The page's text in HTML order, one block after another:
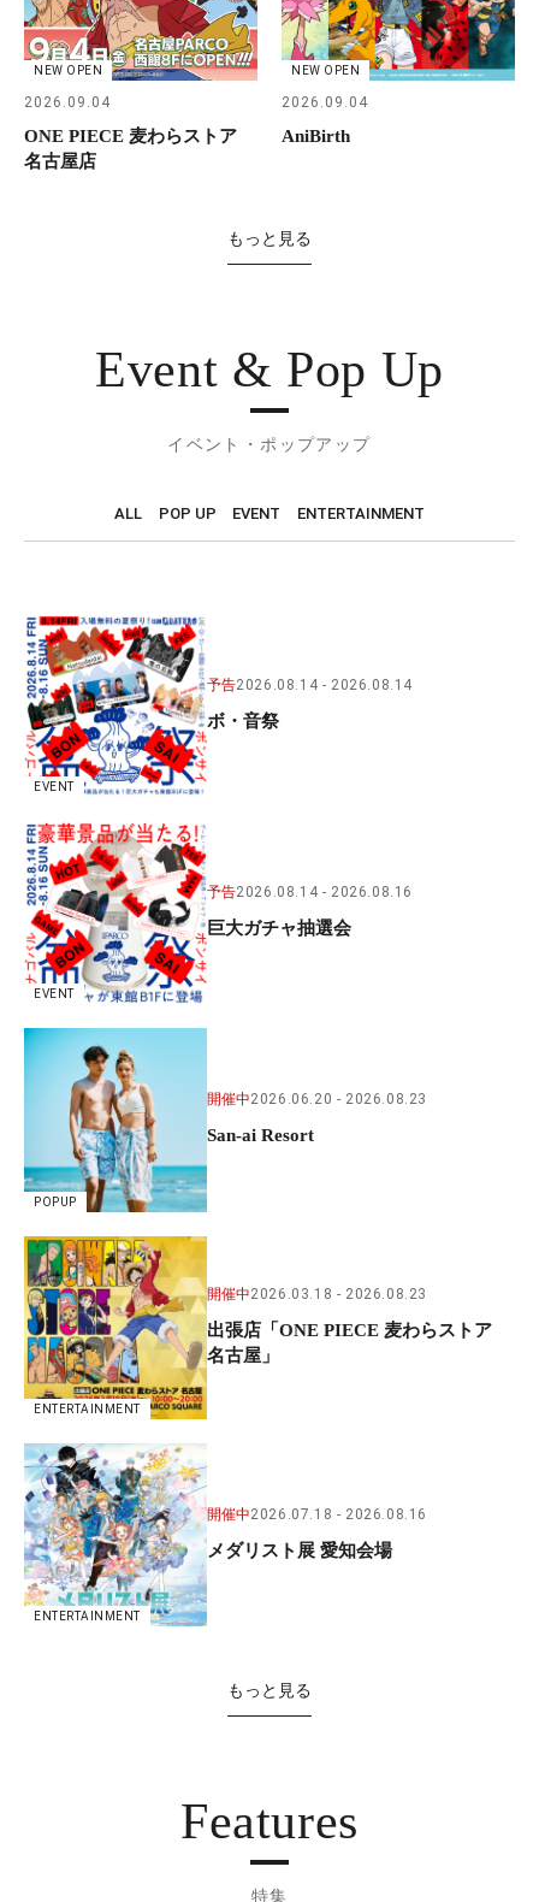
NEW OPEN
2026.09.04
ONE PIECE 麦わらストア
名古屋店
NEW OPEN
2026.09.04
AniBirth
もっと見る
Event & Pop Up
イベント・ポップアップ
ALL POP UP EVENT ENTERTAINMENT
EVENT
予告2026.08.14 2026.08.14
ボ・音祭
EVENT
予告2026.08.14 2026.08.16
巨大ガチャ抽選会
POPUP
開催中2026.06.20 2026.08.23
San-ai Resort
ENTERTAINMENT
開催中2026.03.18 2026.08.23
出張店「ONE PIECE 麦わらストア
名古屋」
ENTERTAINMENT
開催中2026.07.18 2026.08.16
メダリスト展 愛知会場
もっと見る
Features
特集